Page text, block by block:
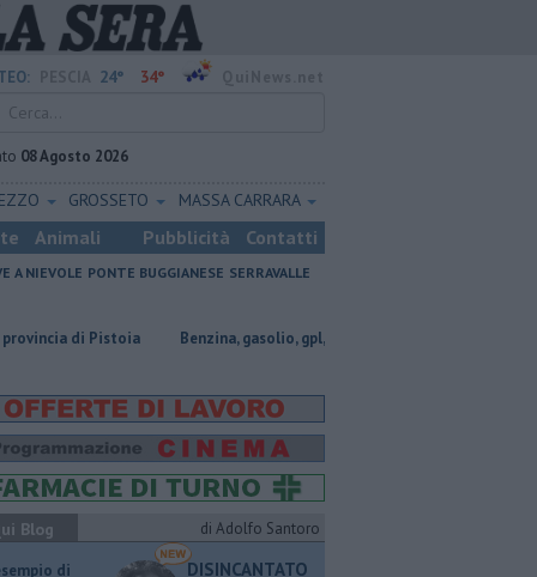
24° 34°
08 Agosto 2026
GROSSETO MASSA CARRARA
Animali Pubblicità Contatti
A NIEVOLE PONTE BUGGIANESE SERRAVALLE
​Benzina, gasolio, gpl, ecco dove risparmiare
Blog di Adolfo Santoro
di
DISINCANTATO